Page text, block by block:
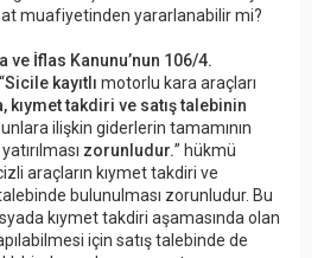
muafiyetinden yararlanabilir mi?
ve İflas Kanunu’nun 106/4.
Sicile kayıtlı motorlu kara araçları
kıymet takdiri ve satış talebinin
ilişkin giderlerin tamamının
zorunludur.” hükmü
araçların kıymet takdiri ve
bulunulması zorunludur. Bu
kıymet takdiri aşamasında olan
için satış talebinde de